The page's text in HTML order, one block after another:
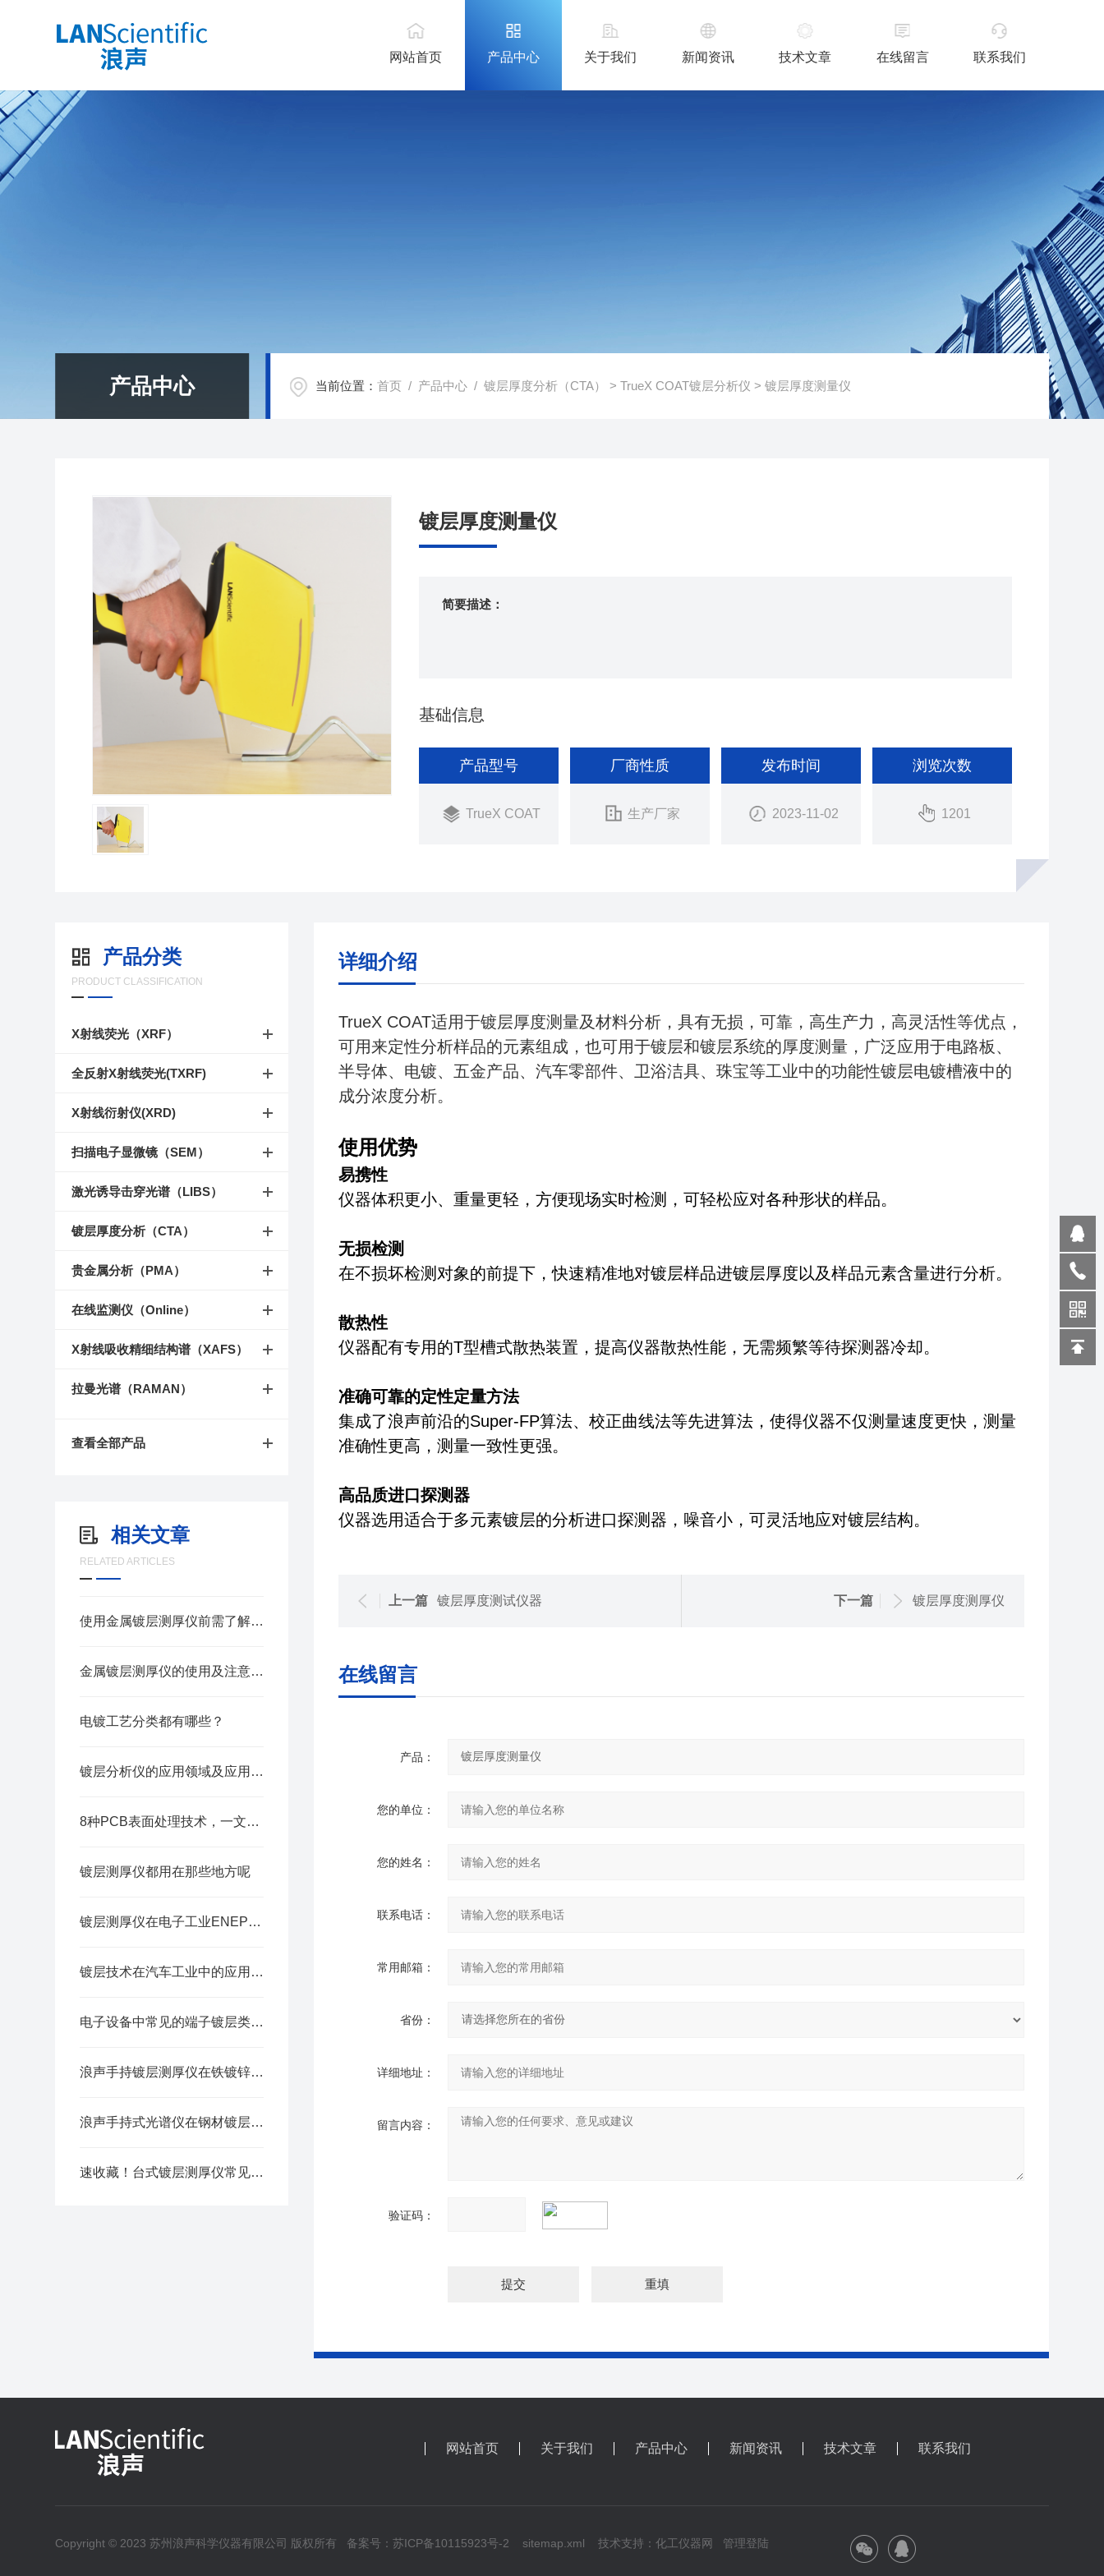
网站首页 产品中心 关于我们 新闻资讯 技术文章 在线留言 联系我们
产品中心 当前位置：首页 / 产品中心 /镀层厚度分析（CTA） >TrueX COAT镀层分析仪 > 镀层厚度测量仪
镀层厚度测量仪
简要描述：
基础信息
产品型号
TrueX COAT
厂商性质
生产厂家
发布时间
2023-11-02
浏览次数
1201
产品分类
PRODUCT CLASSIFICATION
X射线荧光（XRF）
全反射X射线荧光(TXRF)
X射线衍射仪(XRD)
扫描电子显微镜（SEM）
激光诱导击穿光谱（LIBS）
镀层厚度分析（CTA）
贵金属分析（PMA）
在线监测仪（Online）
X射线吸收精细结构谱（XAFS）
拉曼光谱（RAMAN）
查看全部产品
相关文章
RELATED ARTICLES
使用金属镀层测厚仪前需了解这些
金属镀层测厚仪的使用及注意事项，别再犯这些小错误
电镀工艺分类都有哪些？
镀层分析仪的应用领域及应用介绍
8种PCB表面处理技术，一文带你了解清楚！
镀层测厚仪都用在那些地方呢
镀层测厚仪在电子工业ENEPIG中的重要应用
镀层技术在汽车工业中的应用，你了解多少？
电子设备中常见的端子镀层类型有哪些？
浪声手持镀层测厚仪在铁镀锌镍测试中的应用
浪声手持式光谱仪在钢材镀层厚度检测中的应用
速收藏！台式镀层测厚仪常见故障的解决方法分享
详细介绍
TrueX COAT适用于镀层厚度测量及材料分析，具有无损，可靠，高生产力，高灵活性等优点，
可用来定性分析样品的元素组成，也可用于镀层和镀层系统的厚度测量，广泛应用于电路板、
半导体、电镀、五金产品、汽车零部件、卫浴洁具、珠宝等工业中的功能性镀层电镀槽液中的
成分浓度分析。
使用优势
易携性
仪器体积更小、重量更轻，方便现场实时检测，可轻松应对各种形状的样品。
无损检测
在不损坏检测对象的前提下，快速精准地对镀层样品进镀层厚度以及样品元素含量进行分析。
散热性
仪器配有专用的T型槽式散热装置，提高仪器散热性能，无需频繁等待探测器冷却。
准确可靠的定性定量方法
集成了浪声前沿的Super-FP算法、校正曲线法等先进算法，使得仪器不仅测量速度更快，测量
准确性更高，测量一致性更强。
高品质进口探测器
仪器选用适合于多元素镀层的分析进口探测器，噪音小，可灵活地应对镀层结构。
上一篇 镀层厚度测试仪器 下一篇 镀层厚度测厚仪
在线留言
产品：
您的单位：
您的姓名：
联系电话：
常用邮箱：
省份：
详细地址：
留言内容：
验证码：
网站首页 关于我们 产品中心 新闻资讯 技术文章 联系我们
Copyright © 2023 苏州浪声科学仪器有限公司 版权所有 备案号：苏ICP备10115923号-2 sitemap.xml 技术支持：化工仪器网 管理登陆